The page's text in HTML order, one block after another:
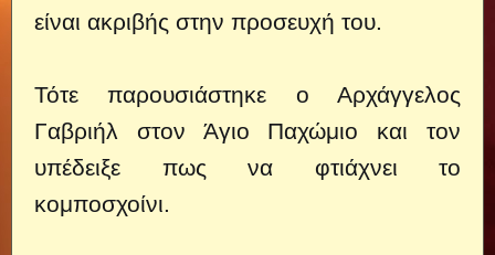
είναι ακριβής στην προσευχή του.
Τότε παρουσιάστηκε ο Αρχάγγελος
Γαβριήλ στον Άγιο Παχώμιο και τον
υπέδειξε πως να φτιάχνει το
κομποσχοίνι.